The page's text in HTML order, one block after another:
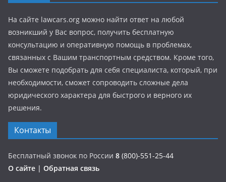
На сайте lawcars.org можно найти ответ на любой
возникший у Вас вопрос, получить бесплатную
консультацию и оперативную помощь в проблемах,
связанных с Вашим транспортным средством. Кроме того,
Вы сможете подобрать для себя специалиста, который, при
необходимости, сможет сопроводить сложные дела
юридического характера для быстрого и верного их
решения.
Контакты
Бесплатный звонок по России 8 (800)-551-25-44
О сайте | Обратная связь